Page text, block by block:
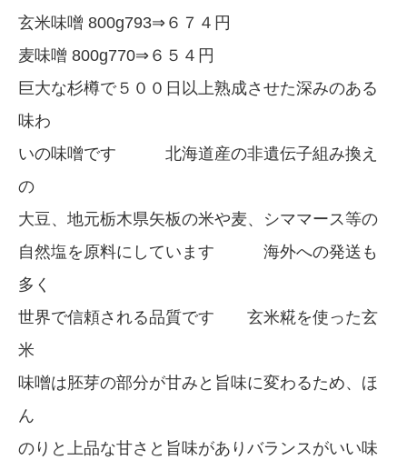
玄米味噌 800g793⇒６７４円
麦味噌 800g770⇒６５４円
巨大な杉樽で５００日以上熟成させた深みのある
味わ
いの味噌です 北海道産の非遺伝子組み換え
の
大豆、地元栃木県矢板の米や麦、シママース等の
自然塩を原料にしています 海外への発送も
多く
世界で信頼される品質です 玄米糀を使った玄
米
味噌は胚芽の部分が甘みと旨味に変わるため、ほ
ん
のりと上品な甘さと旨味がありバランスがいい味